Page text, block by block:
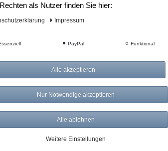
14 Tage Rückgabe
20.000 Artikel
als Nutzer finden Sie hier:
Impressum
PayPal Funktional
Alle akzeptieren
Nur Notwendige akzeptieren
Alle ablehnen
Weitere Einstellungen